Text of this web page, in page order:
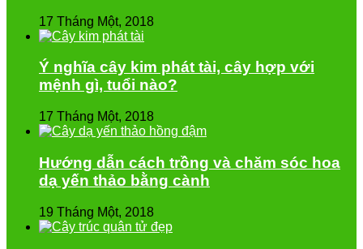
17 Tháng Một, 2018
Ý nghĩa cây kim phát tài, cây hợp với
mệnh gì, tuổi nào?
17 Tháng Một, 2018
Hướng dẫn cách trồng và chăm sóc hoa
dạ yến thảo bằng cành
19 Tháng Một, 2018